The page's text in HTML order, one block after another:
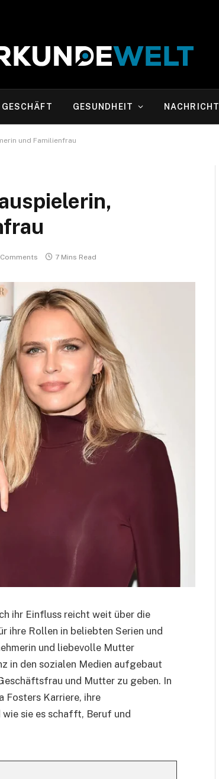
GESCHÄFT GESUNDHEIT NACHRICHT
und Familienfrau
7 Mins Read
ihr Einfluss reicht weit über die
ihre Rollen in beliebten Serien und
und liebevolle Mutter
in den sozialen Medien aufgebaut
und Mutter zu geben. In
Fosters Karriere, ihre
sie es schafft, Beruf und